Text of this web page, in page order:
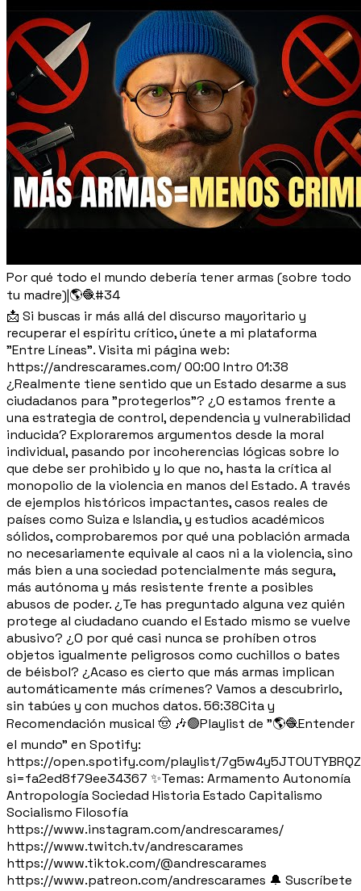
Por qué todo el mundo debería tener armas (sobre todo
tu madre)|🌎🧶#34
📩 Si buscas ir más allá del discurso mayoritario y
recuperar el espíritu crítico, únete a mi plataforma
"Entre Líneas". Visita mi página web:
https://andrescarames.com/ 00:00 Intro 01:38
¿Realmente tiene sentido que un Estado desarme a sus
ciudadanos para "protegerlos"? ¿O estamos frente a
una estrategia de control, dependencia y vulnerabilidad
inducida? Exploraremos argumentos desde la moral
individual, pasando por incoherencias lógicas sobre lo
que debe ser prohibido y lo que no, hasta la crítica al
monopolio de la violencia en manos del Estado. A través
de ejemplos históricos impactantes, casos reales de
países como Suiza e Islandia, y estudios académicos
sólidos, comprobaremos por qué una población armada
no necesariamente equivale al caos ni a la violencia, sino
más bien a una sociedad potencialmente más segura,
más autónoma y más resistente frente a posibles
abusos de poder. ¿Te has preguntado alguna vez quién
protege al ciudadano cuando el Estado mismo se vuelve
abusivo? ¿O por qué casi nunca se prohíben otros
objetos igualmente peligrosos como cuchillos o bates
de béisbol? ¿Acaso es cierto que más armas implican
automáticamente más crímenes? Vamos a descubrirlo,
sin tabúes y con muchos datos. 56:38Cita y
Recomendación musical 🤠 🎶🟢Playlist de "🌎🧶Entender
el mundo" en Spotify:
https://open.spotify.com/playlist/
si=fa2ed8f79ee34367 ✨Temas: Armamento Autonomía
Antropología Sociedad Historia Estado Capitalismo
Socialismo Filosofía
https://www.instagram.com/andrescarames/
https://www.twitch.tv/andrescarames
https://www.tiktok.com/@andrescarames
https://www.patreon.com/andrescarames 🔔 Suscríbete